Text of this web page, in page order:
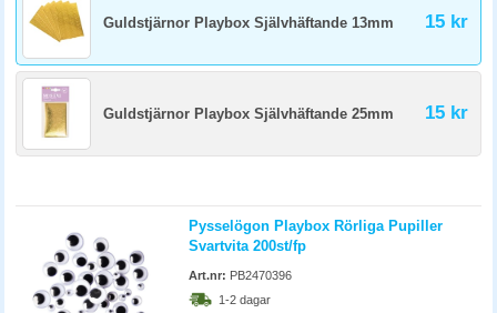
Guldstjärnor Playbox Självhäftande 13mm 15 kr
Guldstjärnor Playbox Självhäftande 25mm 15 kr
Pysselögon Playbox Rörliga Pupiller
Svartvita 200st/fp
Art.nr: PB2470396
1-2 dagar